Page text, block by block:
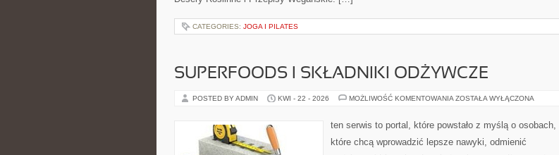
CATEGORIES: JOGA I PILATES
SUPERFOODS I SKŁADNIKI ODŻYWCZE
POSTED BY ADMIN KWI - 22 - 2026 MOŻLIWOŚĆ KOMENTOWANIA SUPERFOODS
ODŻYWCZE
ZOSTAŁA WYŁĄCZONA
ten serwis to portal, które powstało z myślą o osobach,
które chcą wprowadzić lepsze nawyki, odmienić